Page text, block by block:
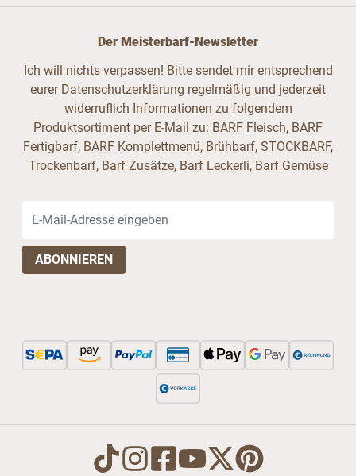
Der Meisterbarf-Newsletter
Ich will nichts verpassen! Bitte sendet mir entsprechend
eurer Datenschutzerklärung regelmäßig und jederzeit
widerruflich Informationen zu folgendem
Produktsortiment per E-Mail zu: BARF Fleisch, BARF
Fertigbarf, BARF Komplettmenü, Brühbarf, STOCKBARF,
Trockenbarf, Barf Zusätze, Barf Leckerli, Barf Gemüse